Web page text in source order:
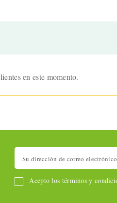
en este momento.
Acepto los términos y